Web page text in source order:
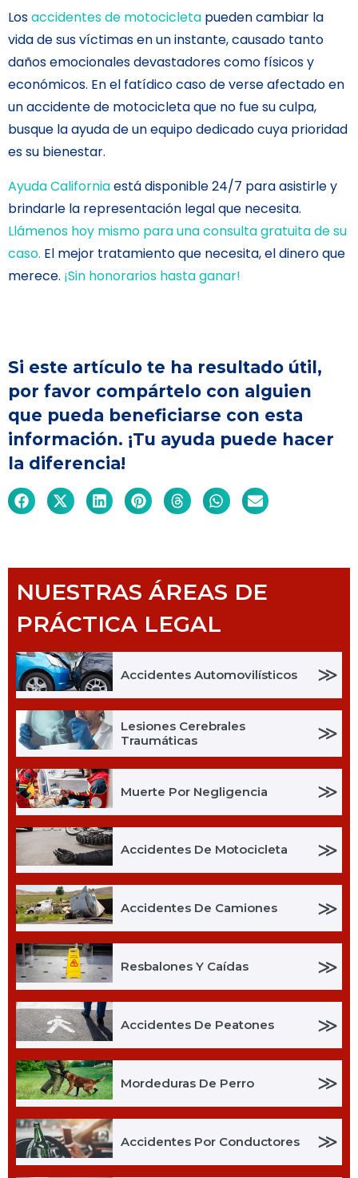
Losaccidentes de motocicleta pueden cambiar la
vida de sus víctimas en un instante, causado tanto
daños emocionales devastadores como físicos y
económicos. En el fatídico caso de verse afectado en
un accidente de motocicleta que no fue su culpa,
busque la ayuda de un equipo dedicado cuya prioridad
es su bienestar.
Ayuda Californiaestá disponible 24/7 para asistirle y
brindarle la representación legal que necesita.
Llámenos hoy mismo para una consulta gratuita de su
caso. El mejor tratamiento que necesita, el dinero que
merece. ¡Sin honorarios hasta ganar!
Si este artículo te ha resultado útil,
por favor compártelo con alguien
que pueda beneficiarse con esta
información. ¡Tu ayuda puede hacer
la diferencia!
NUESTRAS ÁREAS DE
PRÁCTICA LEGAL
Accidentes Automovilísticos ≫
Lesiones Cerebrales
Traumáticas
≫
Muerte Por Negligencia ≫
Accidentes De Motocicleta ≫
Accidentes De Camiones ≫
Resbalones Y Caídas ≫
Accidentes De Peatones ≫
Mordeduras De Perro ≫
Accidentes Por Conductores ≫